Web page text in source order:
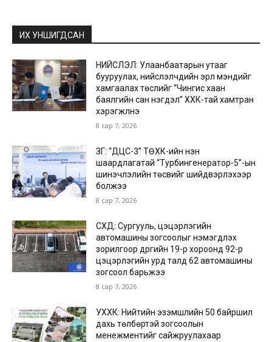
ИХ УНШИГДСАН
НИЙСЛЭЛ: Улаанбаатарын утааг
бууруулах, нийслэлчүүдийн эрүүл мэндийг
хамгаалах төслийг “Чингис хаан
баялгийн сан нэгдэл” ХХК-тай хамтран
хэрэгжүүлнэ
8 сар 7, 2026
ЗГ: “ДЦС-3” ТӨХК-ийн нэн
шаардлагатай “Турбингенератор-5”-ын
шинэчлэлийн төсвийг шийдвэрлэхээр
болжээ
8 сар 7, 2026
СХД: Сургууль, цэцэрлэгийн
автомашины зогсоолыг нэмэгдүүлэх
зорилгоор дүүргийн 19-р хороонд 92-р
цэцэрлэгийн урд талд 62 автомашины
зогсоол барьжээ
8 сар 7, 2026
УХХК: Нийтийн эзэмшлийн 50 байршил
дахь төлбөртэй зогсоолын
менежментийг сайжруулахаар